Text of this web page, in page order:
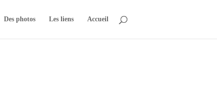
Des photos Les liens Accueil